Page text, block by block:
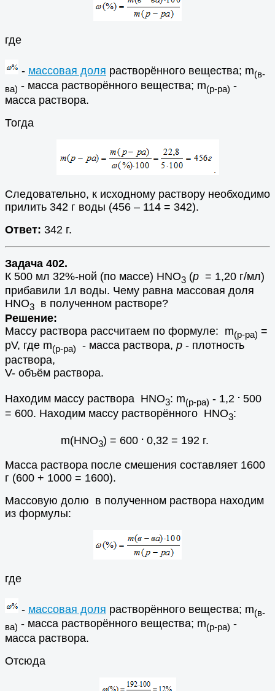
где
- массовая доля растворённого вещества; m(в-
ва) - масса растворённого вещества; m(р-ра) -
масса раствора.
Тогда
Следовательно, к исходному раствору необходимо
прилить 342 г воды (456 – 114 = 342).
Ответ: 342 г.
Задача 402.
К 500 мл 32%-ной (по массе) HNO3 (р = 1,20 г/мл)
прибавили 1л воды. Чему равна массовая доля
HNO3 в полученном растворе?
Решение:
Массу раствора рассчитаем по формуле: m(р-ра) =
pV, где m(р-ра) - масса раствора, p - плотность
раствора,
V- объём раствора.
Находим массу раствора HNO3: m(р-ра) - 1,2 . 500
= 600. Находим массу растворённого HNO3:
m(HNO3) = 600 . 0,32 = 192 г.
Масса раствора после смешения составляет 1600
г (600 + 1000 = 1600).
Массовую долю в полученном раствора находим
из формулы:
где
- массовая доля растворённого вещества; m(в-
ва) - масса растворённого вещества; m(р-ра) -
масса раствора.
Отсюда